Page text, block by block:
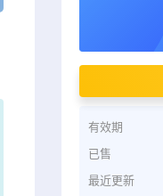
有效期
已售
最近更新